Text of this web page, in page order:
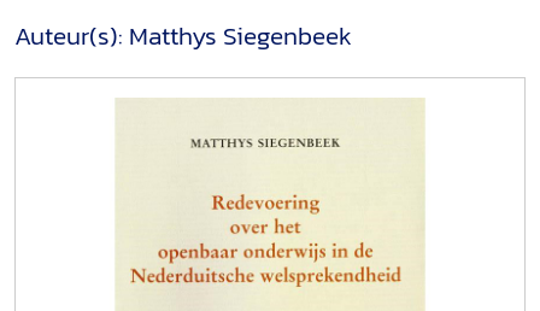
Auteur(s): Matthys Siegenbeek